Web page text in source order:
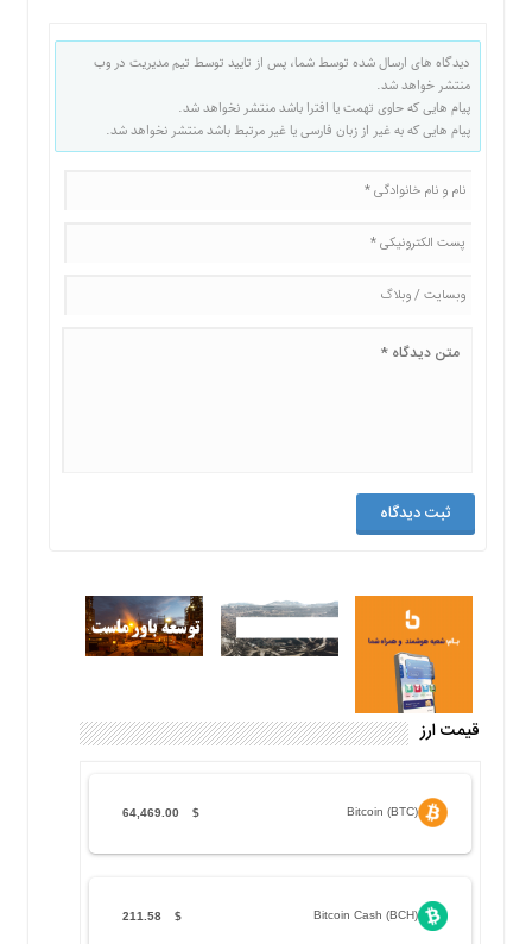
دیدگاه های ارسال شده توسط شما، پس از تایید توسط تیم مدیریت در وب
منتشر خواهد شد.
پیام هایی که حاوی تهمت یا افترا باشد منتشر نخواهد شد.
پیام هایی که به غیر از زبان فارسی یا غیر مرتبط باشد منتشر نخواهد شد.
قیمت ارز
Bitcoin (BTC)
$
64,469.00
Bitcoin Cash (BCH)
$
211.58